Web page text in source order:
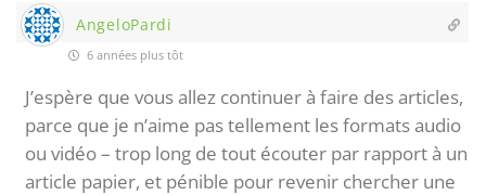
AngeloPardi
6 années plus tôt
J’espère que vous allez continuer à faire des articles,
parce que je n’aime pas tellement les formats audio
ou vidéo – trop long de tout écouter par rapport à un
article papier, et pénible pour revenir chercher une